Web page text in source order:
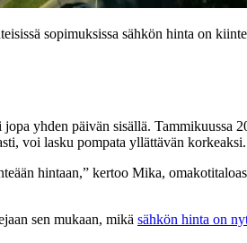
sopimuksissa sähkön hinta on
yhden päivän sisällä. Tammikuussa
voi lasku pompata yllättävän korkeaksi.
hintaan,” kertoo Mika,
sen mukaan, mikä sähkön hinta on